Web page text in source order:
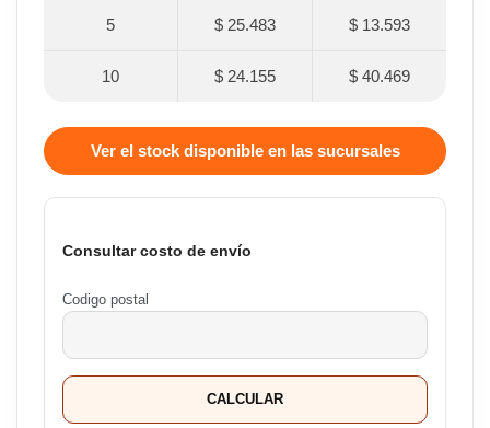
5 $ 25.483 $ 13.593
10 $ 24.155 $ 40.469
Ver el stock disponible en las sucursales
Consultar costo de envío
Codigo postal
CALCULAR